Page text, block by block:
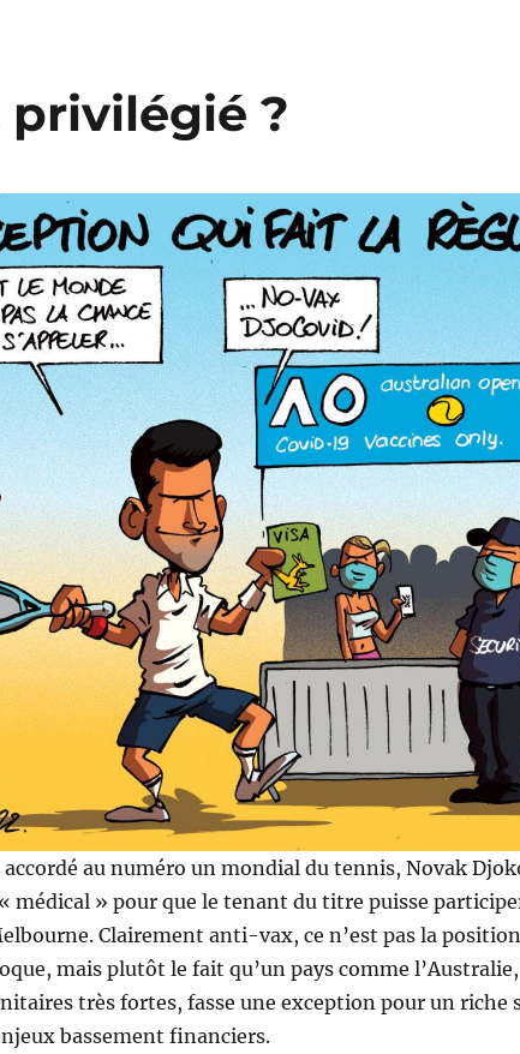
privilégié ?
accordé au numéro un mondial du tennis, Novak
médical » pour que le tenant du titre puisse
Clairement anti-vax, ce n’est pas la
mais plutôt le fait qu’un pays comme l’Australie,
très fortes, fasse une exception pour un riche
bassement financiers.